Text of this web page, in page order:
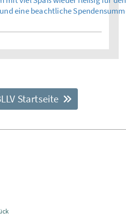
eine beachtliche
Startseite